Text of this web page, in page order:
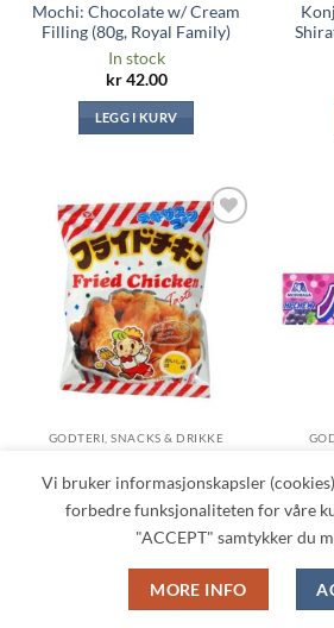
Mochi: Chocolate w/ Cream
Filling (80g, Royal Family)
In stock
kr42.00
LEGG I KURV
Legg til i
ønskeliste
GODTERI, SNACKS & DRIKKE
Flavor (10g, Matsuyama)
In stock
Vi bruker informasjonskapsler
forbedre funksjonaliteten for våre
"ACCEPT" samtykker du
MORE INFO